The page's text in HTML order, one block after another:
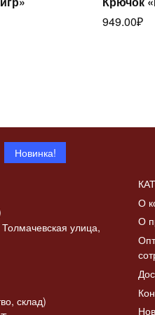
949.00₽
Новинка!
с
баяном»
улица,
склад)
О
О